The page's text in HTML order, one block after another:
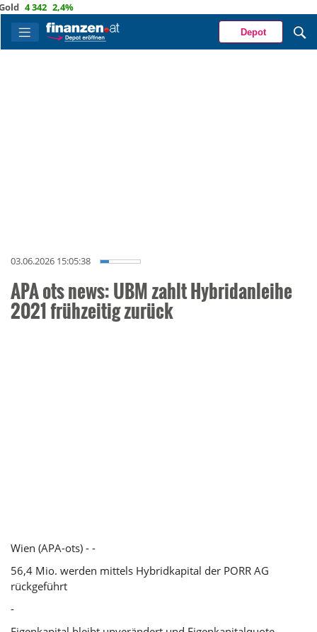
4 342 2,4%
Depot
03.06.2026 15:05:38
APA ots news: UBM zahlt Hybridanleihe
2021 frühzeitig zurück
Wien (APA-ots) - -
56,4 Mio. werden mittels Hybridkapital der PORR AG
rückgeführt
-